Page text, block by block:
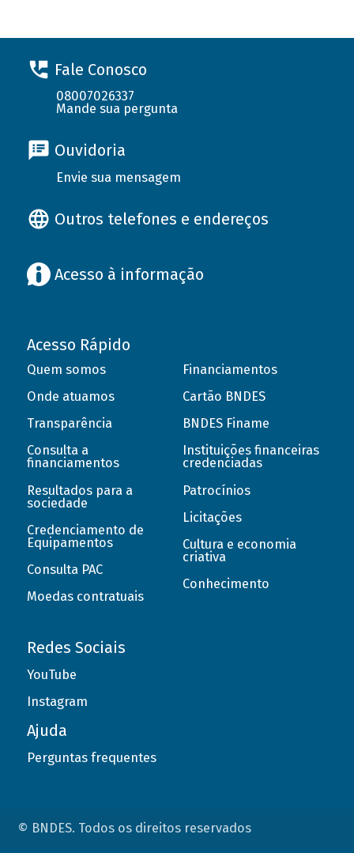
Fale Conosco
08007026337
Mande sua pergunta
Ouvidoria
Envie sua mensagem
Outros telefones e endereços
Acesso à informação
Acesso Rápido
Quem somos
Onde atuamos
Transparência
Consulta a
financiamentos
Resultados para a
sociedade
Credenciamento de
Equipamentos
Consulta PAC
Moedas contratuais
Financiamentos
Cartão BNDES
BNDES Finame
Instituições financeiras
credenciadas
Patrocínios
Licitações
Cultura e economia
criativa
Conhecimento
Redes Sociais
YouTube
Instagram
Ajuda
Perguntas frequentes
© BNDES. Todos os direitos reservados